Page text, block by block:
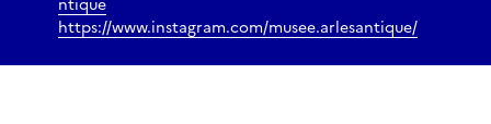
ntique
https://www.instagram.com/musee.arlesantique/